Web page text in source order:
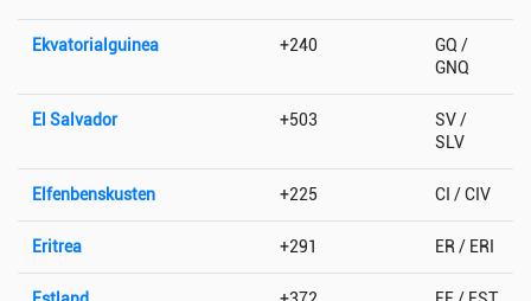
Ekvatorialguinea +240
GQ /
GNQ
El Salvador +503
SV /
SLV
Elfenbenskusten +225 CI / CIV
Eritrea +291 ER / ERI